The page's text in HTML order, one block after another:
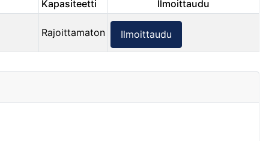
Kapasiteetti Ilmoittaudu
Rajoittamaton Ilmoittaudu